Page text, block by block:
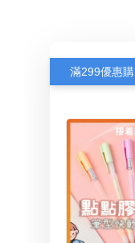
滿299優惠購